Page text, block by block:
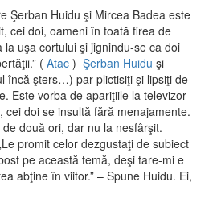
Şerban Huidu şi Mircea Badea este
cei doi, oameni în toată firea de
uşa cortului şi jignindu-se ca doi
( Atac ) Şerban Huidu şi
încă şters…) par plictisiţi şi lipsiţi de
Este vorba de apariţiile la televizor
cei doi se insultă fără menajamente.
două ori, dar nu la nesfârşit.
promit celor dezgustaţi de subiect
pe această temă, deşi tare-mi e
abţine în viitor.” – Spune Huidu. Ei,